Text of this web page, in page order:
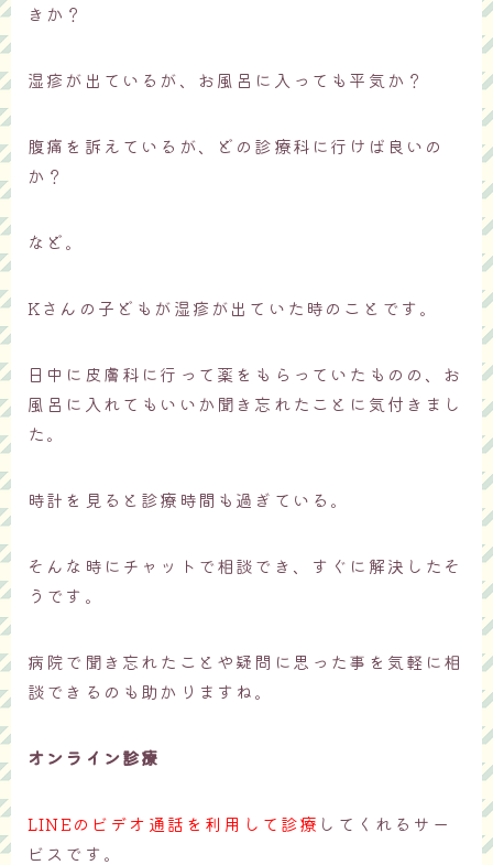
きか？
湿疹が出ているが、お風呂に入っても平気か？
腹痛を訴えているが、どの診療科に行けば良いの
か？
など。
Kさんの子どもが湿疹が出ていた時のことです。
日中に皮膚科に行って薬をもらっていたものの、お
風呂に入れてもいいか聞き忘れたことに気付きまし
た。
時計を見ると診療時間も過ぎている。
そんな時にチャットで相談でき、すぐに解決したそ
うです。
病院で聞き忘れたことや疑問に思った事を気軽に相
談できるのも助かりますね。
オンライン診療
LINEのビデオ通話を利用して診療 してくれるサー
ビスです。